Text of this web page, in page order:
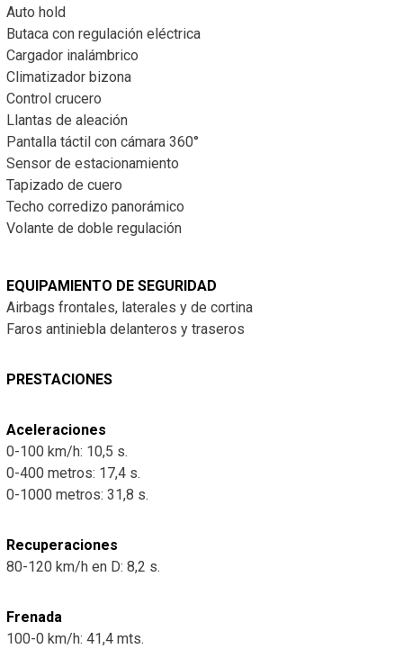
Auto hold
Butaca con regulación eléctrica
Cargador inalámbrico
Climatizador bizona
Control crucero
Llantas de aleación
Pantalla táctil con cámara 360°
Sensor de estacionamiento
Tapizado de cuero
Techo corredizo panorámico
Volante de doble regulación
EQUIPAMIENTO DE SEGURIDAD
Airbags frontales, laterales y de cortina
Faros antiniebla delanteros y traseros
PRESTACIONES
Aceleraciones
0-100 km/h: 10,5 s.
0-400 metros: 17,4 s.
0-1000 metros: 31,8 s.
Recuperaciones
80-120 km/h en D: 8,2 s.
Frenada
100-0 km/h: 41,4 mts.